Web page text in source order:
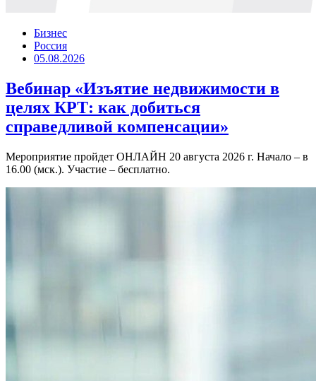
Бизнес
Россия
05.08.2026
Вебинар «Изъятие недвижимости в
целях КРТ: как добиться
справедливой компенсации»
Мероприятие пройдет ОНЛАЙН 20 августа 2026 г. Начало – в
16.00 (мск.). Участие – бесплатно.